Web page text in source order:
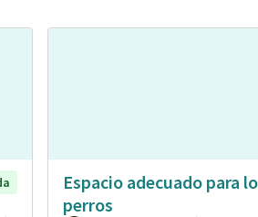
Espacio adecuado para
perros